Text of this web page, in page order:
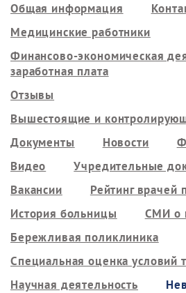
Общая информация
Медицинские работники
Финансово-экономическая
заработная плата
Отзывы
Вышестоящие и
Документы
Новости
Видео
Учредительные
Вакансии
Рейтинг врачей
История больницы
СМИ о
Бережливая поликлиника
Специальная оценка условий
Научная деятельность